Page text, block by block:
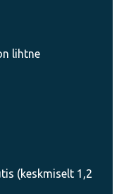
lihtne
(keskmiselt 1,2